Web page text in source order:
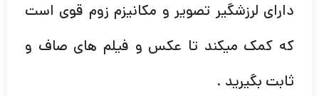
دارای لرزشگیر تصویر و مکانیزم زوم قوی است
که کمک میکند تا عکس و فیلم های صاف و
ثابت بگیرید .